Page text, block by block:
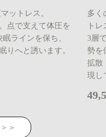
ットレス。
点で支えて体圧を
ラインを保ち、
りへと誘います。
＞
多く
トレ
3層
勢を
拡散
現し